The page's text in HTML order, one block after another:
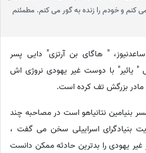
کنم و خودم را زنده به گور می کنم. مطمئنم
" هاگای بن آرتزی" دایی پسر
" یائیر" با دوست غیر یهودی نروژی اش
و مادر بزرگش تف کرده است.
بنیامین نتانیاهو است در مصاحبه چند
بنیادگرای اسراییلی سخن می گفت ،
غیر یهودی را بدترین حادثه ممکن دانست